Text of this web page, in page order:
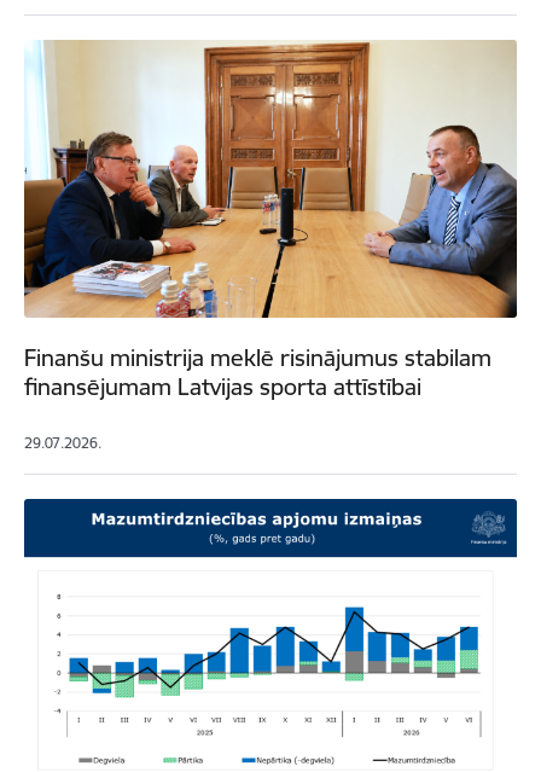
Finanšu ministrija meklē risinājumus stabilam
finansējumam Latvijas sporta attīstībai
29.07.2026.